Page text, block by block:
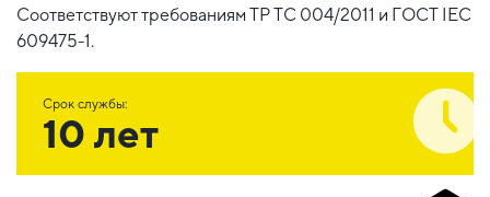
Соответствуют требованиям ТР ТС 004/2011 и ГОСТ IEC
609475-1.
Срок службы:
10 лет